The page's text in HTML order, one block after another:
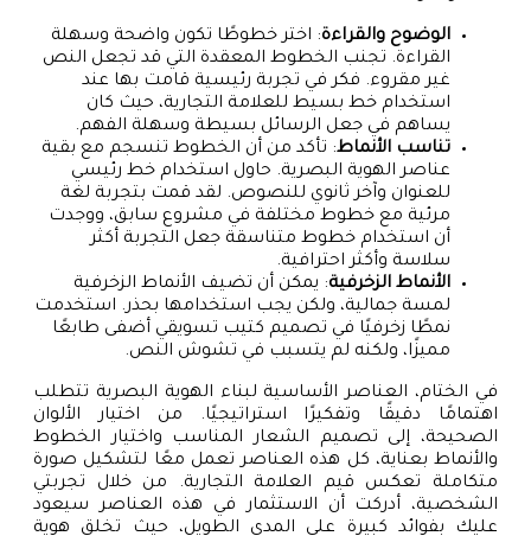
الوضوح والقراءة: اختر خطوطًا تكون واضحة وسهلة
القراءة. تجنب الخطوط المعقدة التي قد تجعل النص
غير مقروء. فكر في تجربة رئيسية قامت بها عند
استخدام خط بسيط للعلامة التجارية، حيث كان
يساهم في جعل الرسائل بسيطة وسهلة الفهم.
تناسب الأنماط: تأكد من أن الخطوط تنسجم مع بقية
عناصر الهوية البصرية. حاول استخدام خط رئيسي
للعنوان وآخر ثانوي للنصوص. لقد قمت بتجربة لغة
مرئية مع خطوط مختلفة في مشروع سابق، ووجدت
أن استخدام خطوط متناسقة جعل التجربة أكثر
سلاسة وأكثر احترافية.
الأنماط الزخرفية: يمكن أن تضيف الأنماط الزخرفية
لمسة جمالية، ولكن يجب استخدامها بحذر. استخدمت
نمطًا زخرفيًا في تصميم كتيب تسويقي أضفى طابعًا
مميزًا، ولكنه لم يتسبب في تشوش النص.
في الختام، العناصر الأساسية لبناء الهوية البصرية تتطلب
اهتمامًا دقيقًا وتفكيرًا استراتيجيًا. من اختيار الألوان
الصحيحة، إلى تصميم الشعار المناسب واختيار الخطوط
والأنماط بعناية، كل هذه العناصر تعمل معًا لتشكيل صورة
متكاملة تعكس قيم العلامة التجارية. من خلال تجربتي
الشخصية، أدركت أن الاستثمار في هذه العناصر سيعود
عليك بفوائد كبيرة على المدى الطويل، حيث تخلق هوية